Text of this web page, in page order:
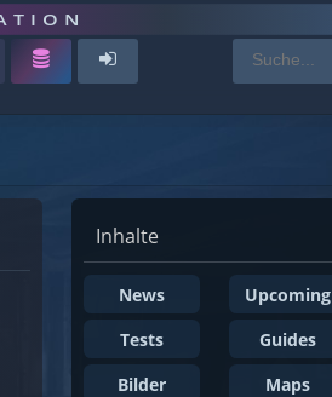
Inhalte
News Upcoming
Tests
Guides
Bilder
Maps